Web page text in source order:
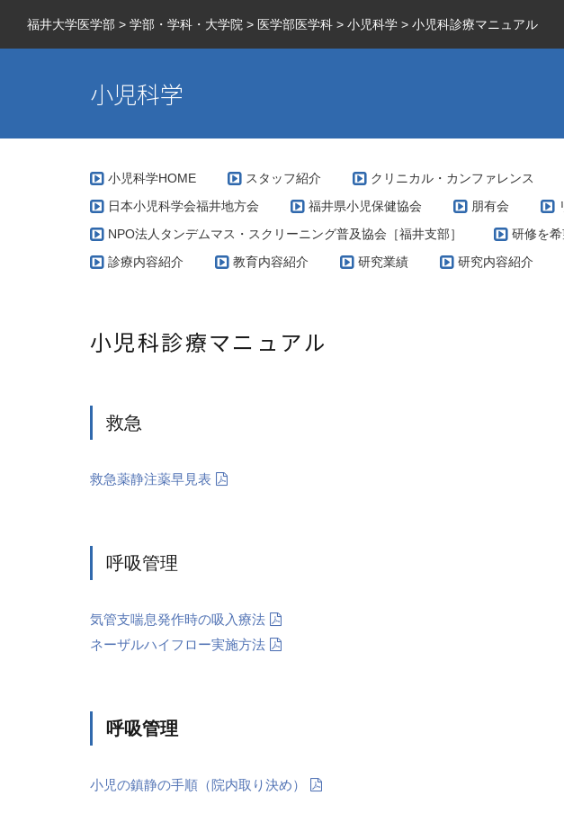
福井大学医学部 > 学部・学科・大学院 > 医学部医学科 > 小児科学 > 小児科診療マニュアル
小児科学
小児科学HOME スタッフ紹介 クリニカル・カンファレンス
日本小児科学会福井地方会
福井県小児保健協会 朋有会
NPO法人タンデムマス・スクリーニング普及協会［福井支部］
研修を
診療内容紹介
教育内容紹介 研究業績 研究内容紹介
小児科診療マニュアル
救急
救急薬静注薬早見表
呼吸管理
気管支喘息発作時の吸入療法
ネーザルハイフロー実施方法
呼吸管理
小児の鎮静の手順（院内取り決め）